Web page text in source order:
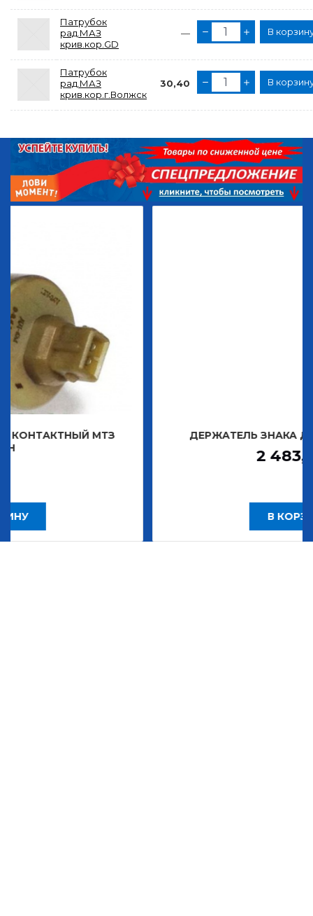
Патрубок
рад.МАЗ
крив.кор.GD
— В
Патрубок
рад.МАЗ
крив.кор.г.Волжск
30,40 В
МТЗ ДЕРЖАТЕЛЬ ЗНАКА
2 483,30 Р